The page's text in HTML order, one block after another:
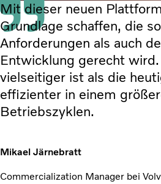
Mit dieser neuen
Grundlage schaffen, die
Anforderungen als auch
Entwicklung gerecht
vielseitiger ist als die
effizienter in einem
Betriebszyklen.
Mikael Järnebratt
Commercialization Manager bei